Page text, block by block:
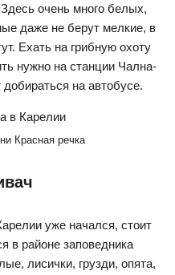
очень много белых,
даже не берут мелкие, в
Ехать на грибную охоту
нужно на станции Чална-
на автобусе.
Красная речка
уже начался, стоит
в районе заповедника
лисички, грузди, опята,